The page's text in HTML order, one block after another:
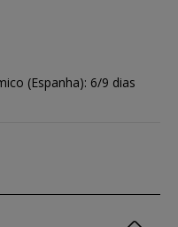
(Espanha): 6/9 dias